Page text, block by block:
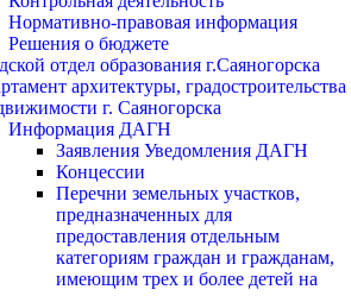
Нормативно-правовая информация
Решения о бюджете
отдел образования г.Саяногорска
архитектуры, градостроительства
г. Саяногорска
Информация ДАГН
Заявления Уведомления ДАГН
Концессии
Перечни земельных участков,
предназначенных для
предоставления отдельным
категориям граждан и гражданам,
имеющим трех и более детей на